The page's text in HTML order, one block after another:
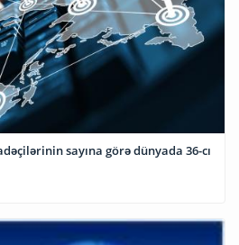
sayına görə dünyada 36-cı